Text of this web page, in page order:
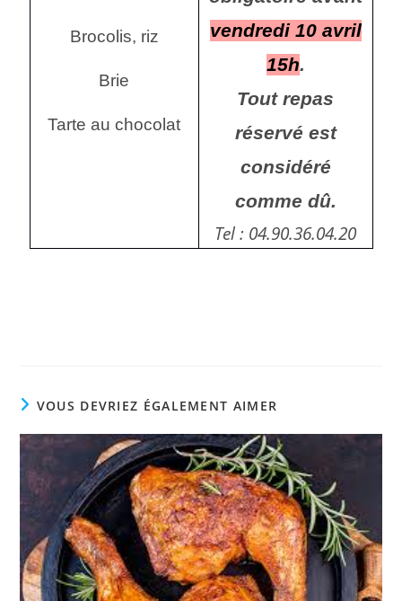
Brocolis, riz
Brie
Tarte au chocolat
vendredi 10 avril
15h.
Tout repas
réservé est
considéré
comme dû.
Tel : 04.90.36.04.20
VOUS DEVRIEZ ÉGALEMENT AIMER